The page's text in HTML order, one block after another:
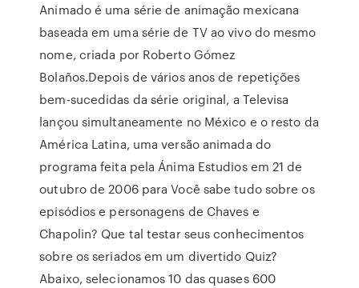
Animado é uma série de animação mexicana
baseada em uma série de TV ao vivo do mesmo
nome, criada por Roberto Gómez
Bolaños.Depois de vários anos de repetições
bem-sucedidas da série original, a Televisa
lançou simultaneamente no México e o resto da
América Latina, uma versão animada do
programa feita pela Ánima Estudios em 21 de
outubro de 2006 para Você sabe tudo sobre os
episódios e personagens de Chaves e
Chapolin? Que tal testar seus conhecimentos
sobre os seriados em um divertido Quiz?
Abaixo, selecionamos 10 das quases 600